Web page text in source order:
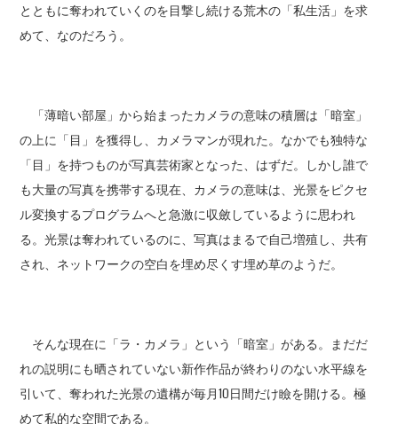
とともに奪われていくのを目撃し続ける荒木の「私生活」を求
めて、なのだろう。
「薄暗い部屋」から始まったカメラの意味の積層は「暗室」
の上に「目」を獲得し、カメラマンが現れた。なかでも独特な
「目」を持つものが写真芸術家となった、はずだ。しかし誰で
も大量の写真を携帯する現在、カメラの意味は、光景をピクセ
ル変換するプログラムへと急激に収斂しているように思われ
る。光景は奪われているのに、写真はまるで自己増殖し、共有
され、ネットワークの空白を埋め尽くす埋め草のようだ。
そんな現在に「ラ・カメラ」という「暗室」がある。まだだ
れの説明にも晒されていない新作作品が終わりのない水平線を
引いて、奪われた光景の遺構が毎月10日間だけ瞼を開ける。極
めて私的な空間である。